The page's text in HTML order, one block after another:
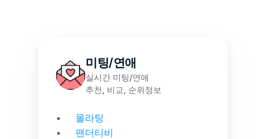
미팅/연애
실시간 미팅/연애
추천, 비교, 순위정보
몰라팅
팬더티비